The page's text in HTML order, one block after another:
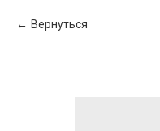
Вернуться